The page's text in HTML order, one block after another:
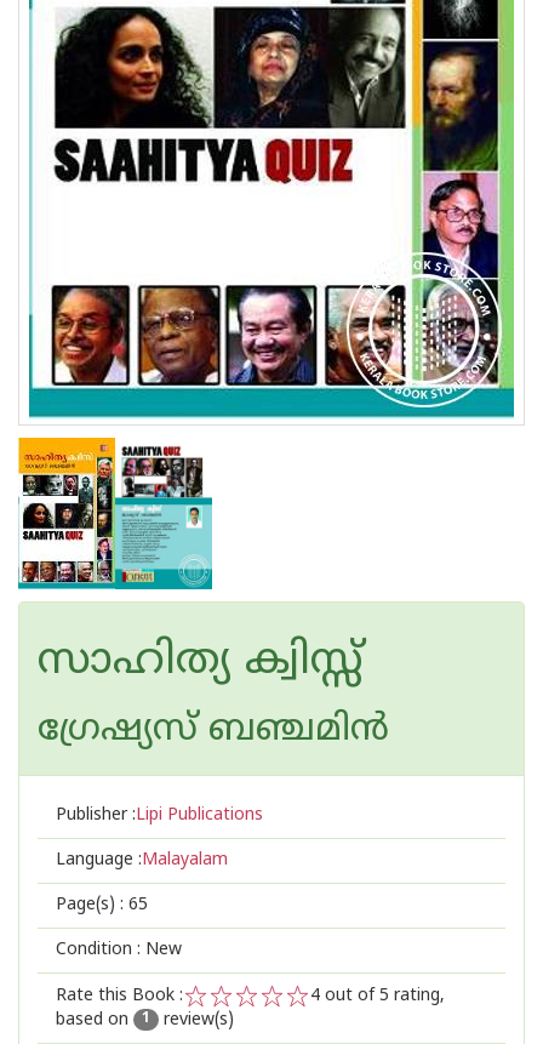
സാഹിത്യ ക്വിസ്സ്
ഗ്രേഷ്യസ്‌ ബഞ്ചമിന്‍
Publisher :Lipi Publications
Language :Malayalam
Page(s) : 65
Condition : New
Rate this Book :
2
1
4 out of 5 rating,
based on
1 review(s)